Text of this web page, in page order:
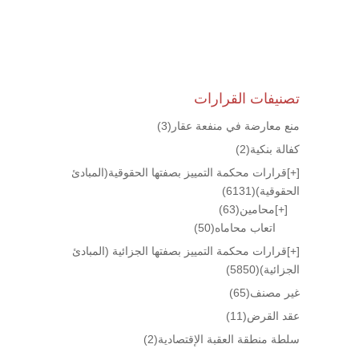
تصنيفات القرارات
منع معارضة في منفعة عقار (3)
كفالة بنكية(2)
[+]قرارات محكمة التمييز بصفتها الحقوقية(المبادئ
الحقوقية)(6131)
[+]محامين(63)
اتعاب محاماه(50)
[+]قرارات محكمة التمييز بصفتها الجزائية (المبادئ
الجزائية)(5850)
غير مصنف(65)
عقد القرض(11)
سلطة منطقة العقبة الإقتصادية(2)